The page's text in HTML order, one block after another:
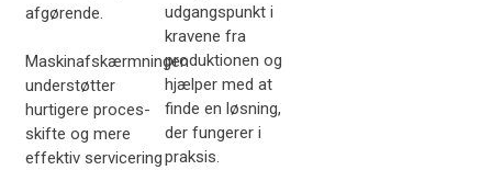
afgørende.
Maskinafskærmningen
understøtter
hurtigere proces-
skifte og mere
effektiv servicering
udgangspunkt i
kravene fra
produktionen og
hjælper med at
finde en løsning,
der fungerer i
praksis.